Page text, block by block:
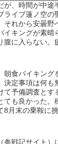
が、時間が中途
ライブ蓮ノ空
それから安曇野
イキングが素晴
に入らない。
朝食バイキング
決定事項は何も
て予備調査とす
ても良かった。
月末の乗鞍に挑
参戦記サイト）